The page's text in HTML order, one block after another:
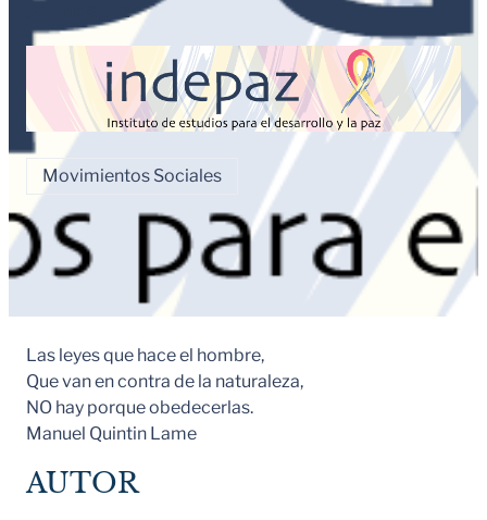
Indepaz
Movimientos Sociales
Las leyes que hace el hombre,
Que van en contra de la naturaleza,
NO hay porque obedecerlas.
Manuel Quintin Lame
AUTOR